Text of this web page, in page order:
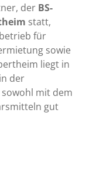
der BS-
statt,
für
sowie
liegt in
der
mit dem
gut